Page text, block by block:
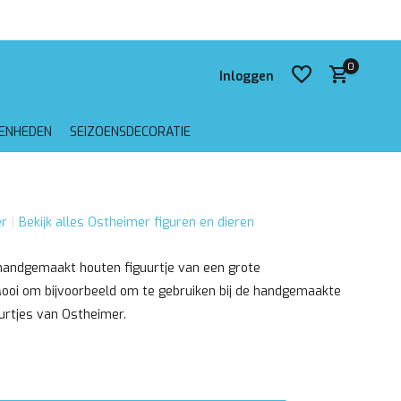
Inloggen
0
SEIZOENSDECORATIE
Bekijk alles Ostheimer figuren en dieren
houten figuurtje van een grote
om bijvoorbeeld om te gebruiken bij de handgemaakte
van Ostheimer.